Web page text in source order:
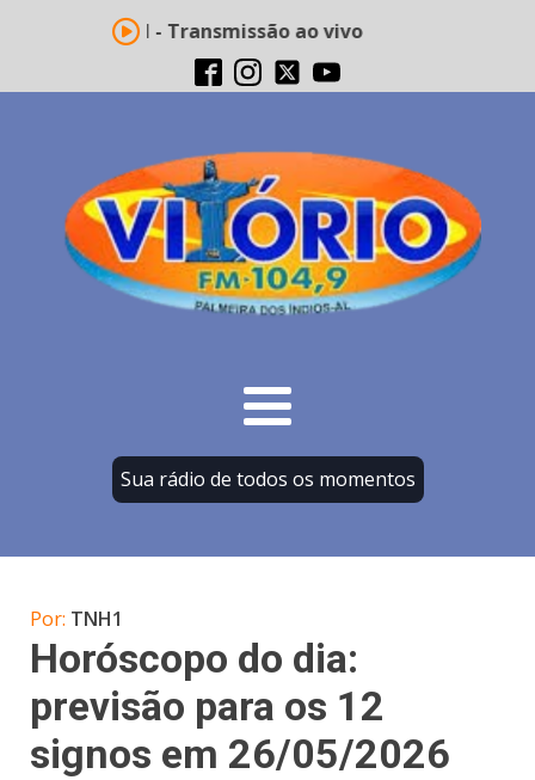
Vitório FM - Transmissão ao vivo
Sua rádio de todos os momentos
Por: TNH1
Horóscopo do dia:
previsão para os 12
signos em 26/05/2026